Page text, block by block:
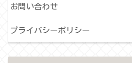
お問い合わせ
プライバシーポリシー